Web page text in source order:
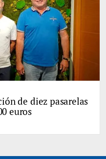
de diez pasarelas
euros